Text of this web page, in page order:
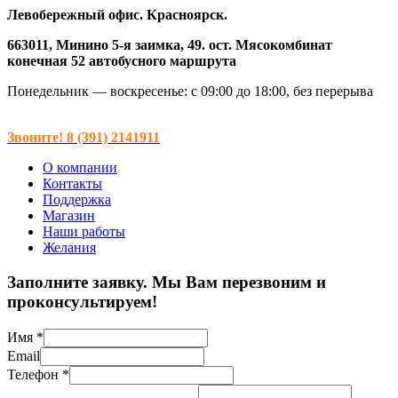
Левобережный офис. Красноярск.
663011, Минино 5-я заимка, 49. ост. Мясокомбинат
конечная 52 автобусного маршрута
Понедельник — воскресенье: с 09:00 до 18:00, без перерыва
Звоните! 8 (391) 2141911
О компании
Контакты
Поддержка
Магазин
Наши работы
Желания
Заполните заявку. Мы Вам перезвоним и
проконсультируем!
Имя *
Email
Телефон *